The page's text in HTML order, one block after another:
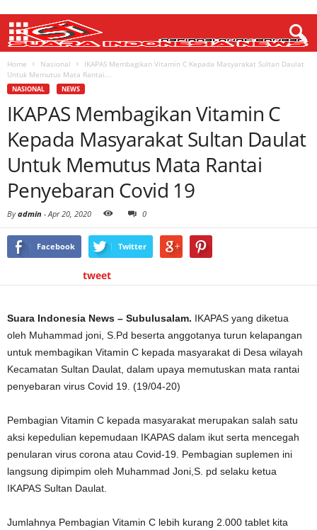
Home Nasional
IKAPAS Membagikan Vitamin C Kepada Masyarakat Sultan Daulat
Untuk Memutus Mata Rantai...
NASIONAL NEWS
IKAPAS Membagikan Vitamin C
Kepada Masyarakat Sultan Daulat
Untuk Memutus Mata Rantai
Penyebaran Covid 19
Byadmin - Apr 20, 2020 0
Facebook Twitter
tweet
Suara Indonesia News – Subulusalam. IKAPAS yang diketua
oleh Muhammad joni, S.Pd beserta anggotanya turun kelapangan
untuk membagikan Vitamin C kepada masyarakat di Desa wilayah
Kecamatan Sultan Daulat, dalam upaya memutuskan mata rantai
penyebaran virus Covid 19. (19/04-20)
Pembagian Vitamin C kepada masyarakat merupakan salah satu
aksi kepedulian kepemudaan IKAPAS dalam ikut serta mencegah
penularan virus corona atau Covid-19. Pembagian suplemen ini
langsung dipimpim oleh Muhammad Joni,S. pd selaku ketua
IKAPAS Sultan Daulat.
Jumlahnya Pembagian Vitamin C lebih kurang 2.000 tablet kita